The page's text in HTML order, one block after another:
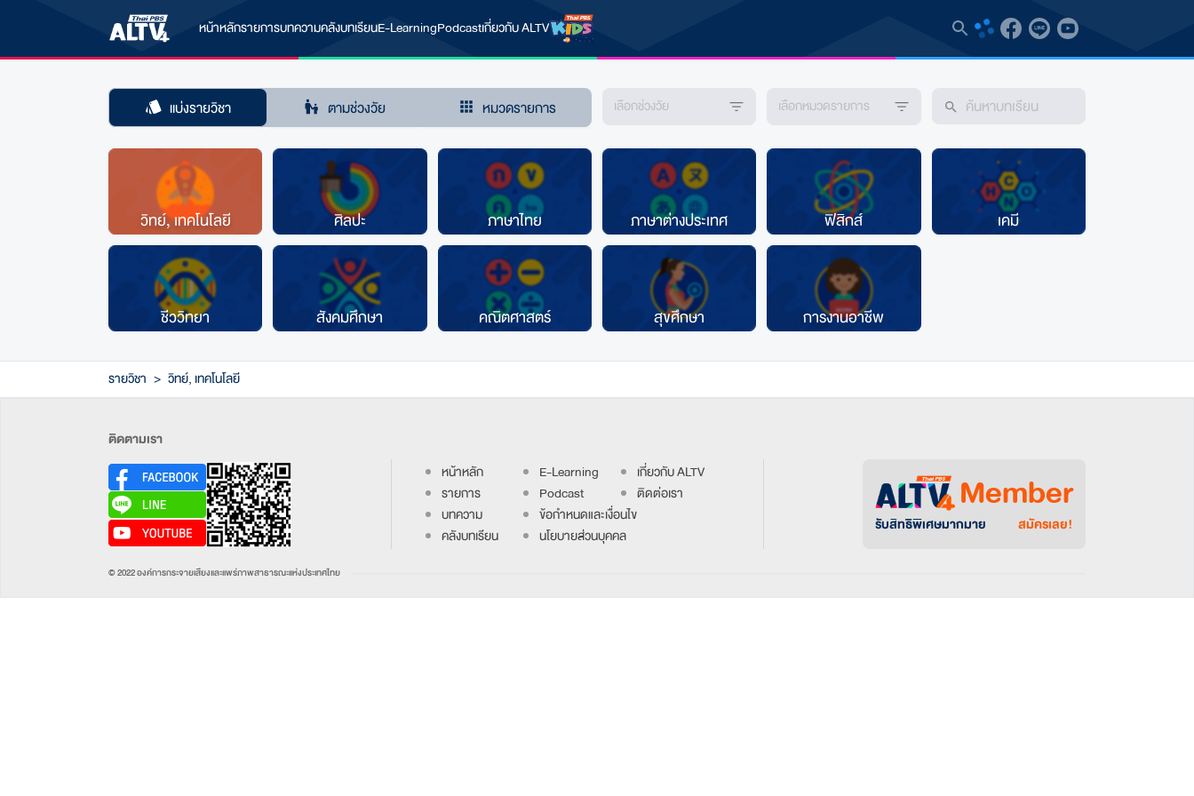
หน้าหลักรายการบทความคลังบทเรียนE-LearningPodcastเกี่ยวกับ ALTV
แบ่งรายวิชา ตามช่วงวัย หมวดรายการ เลือกช่วงวัย เลือกหมวดรายการ
วิทย์, เทคโนโลยี ศิลปะ ภาษาไทย ภาษาต่างประเทศ ฟิสิกส์ เคมี
ชีววิทยา สังคมศึกษา คณิตศาสตร์ สุขศึกษา การงานอาชีพ
รายวิชา > วิทย์, เทคโนโลยี
ติดตามเรา
หน้าหลัก
รายการ
บทความ
คลังบทเรียน
E-Learning
Podcast
ข้อกำหนดและเงื่อนไข
นโยบายส่วนบุคคล
เกี่ยวกับ ALTV
ติดต่อเรา
Member
รับสิทธิพิเศษมากมาย สมัครเลย!
© 2022 องค์การกระจายเสียงและแพร่ภาพสาธารณะแห่งประเทศไทย